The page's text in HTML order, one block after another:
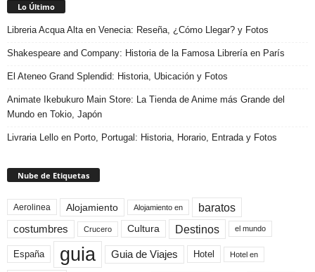
Lo Último
Libreria Acqua Alta en Venecia: Reseña, ¿Cómo Llegar? y Fotos
Shakespeare and Company: Historia de la Famosa Librería en París
El Ateneo Grand Splendid: Historia, Ubicación y Fotos
Animate Ikebukuro Main Store: La Tienda de Anime más Grande del
Mundo en Tokio, Japón
Livraria Lello en Porto, Portugal: Historia, Horario, Entrada y Fotos
Nube de Etiquetas
Aerolinea Alojamiento Alojamiento en baratos
costumbres Crucero Cultura Destinos el mundo
España guia Guia de Viajes Hotel Hotel en